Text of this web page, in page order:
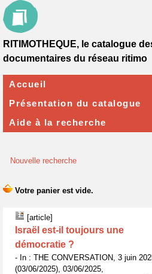
Nouvelle recherche
[article]
Israël est-il toujours une
démocratie ?
- In : THE CONVERSATION, 3 juin
(03/06/2025), 03/06/2025,
RITIMOTHEQUE, le catalogue
documentaires du réseau ritimo
Accueil
Présentation du catalogue
Aide à la recherche